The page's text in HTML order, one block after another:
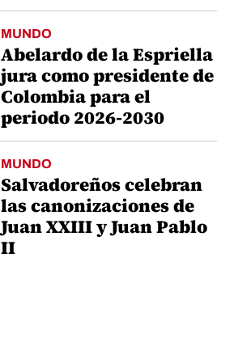
MUNDO
Abelardo de la Espriella
jura como presidente de
Colombia para el
periodo 2026-2030
MUNDO
Salvadoreños celebran
las canonizaciones de
Juan XXIII y Juan Pablo
II